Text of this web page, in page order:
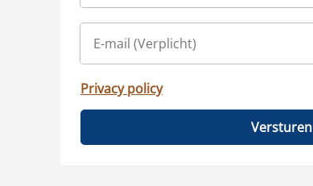
Privacy policy
Versturen